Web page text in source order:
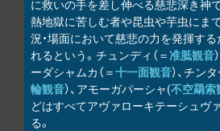
に救いの手を差し伸べる慈悲深き神
熱地獄に苦しむ者や昆虫や芋虫にま
況・場面において慈悲の力を発揮す
れるという。チュンディ（＝准胝観音
ーダシャムカ（＝十一面観音）、チン
輪観音）、アモーガパーシャ(不空羂索
どはすべてアヴァローキテーシュヴ
る。